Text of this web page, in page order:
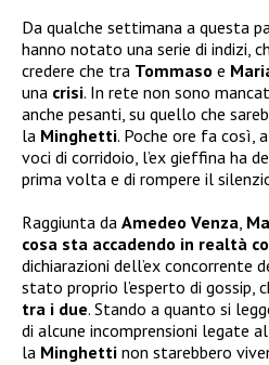
Da qualche settimana a questa
hanno notato una serie di indizi,
credere che tra Tommaso e
una crisi. In rete non sono
anche pesanti, su quello che
la Minghetti. Poche ore fa così,
voci di corridoio, l’ex gieffina ha
prima volta e di rompere il
Raggiunta da Amedeo Venza,
cosa sta accadendo in realtà
dichiarazioni dell’ex concorrente
stato proprio l’esperto di gossip,
tra i due. Stando a quanto si
di alcune incomprensioni legate
la Minghetti non starebbero